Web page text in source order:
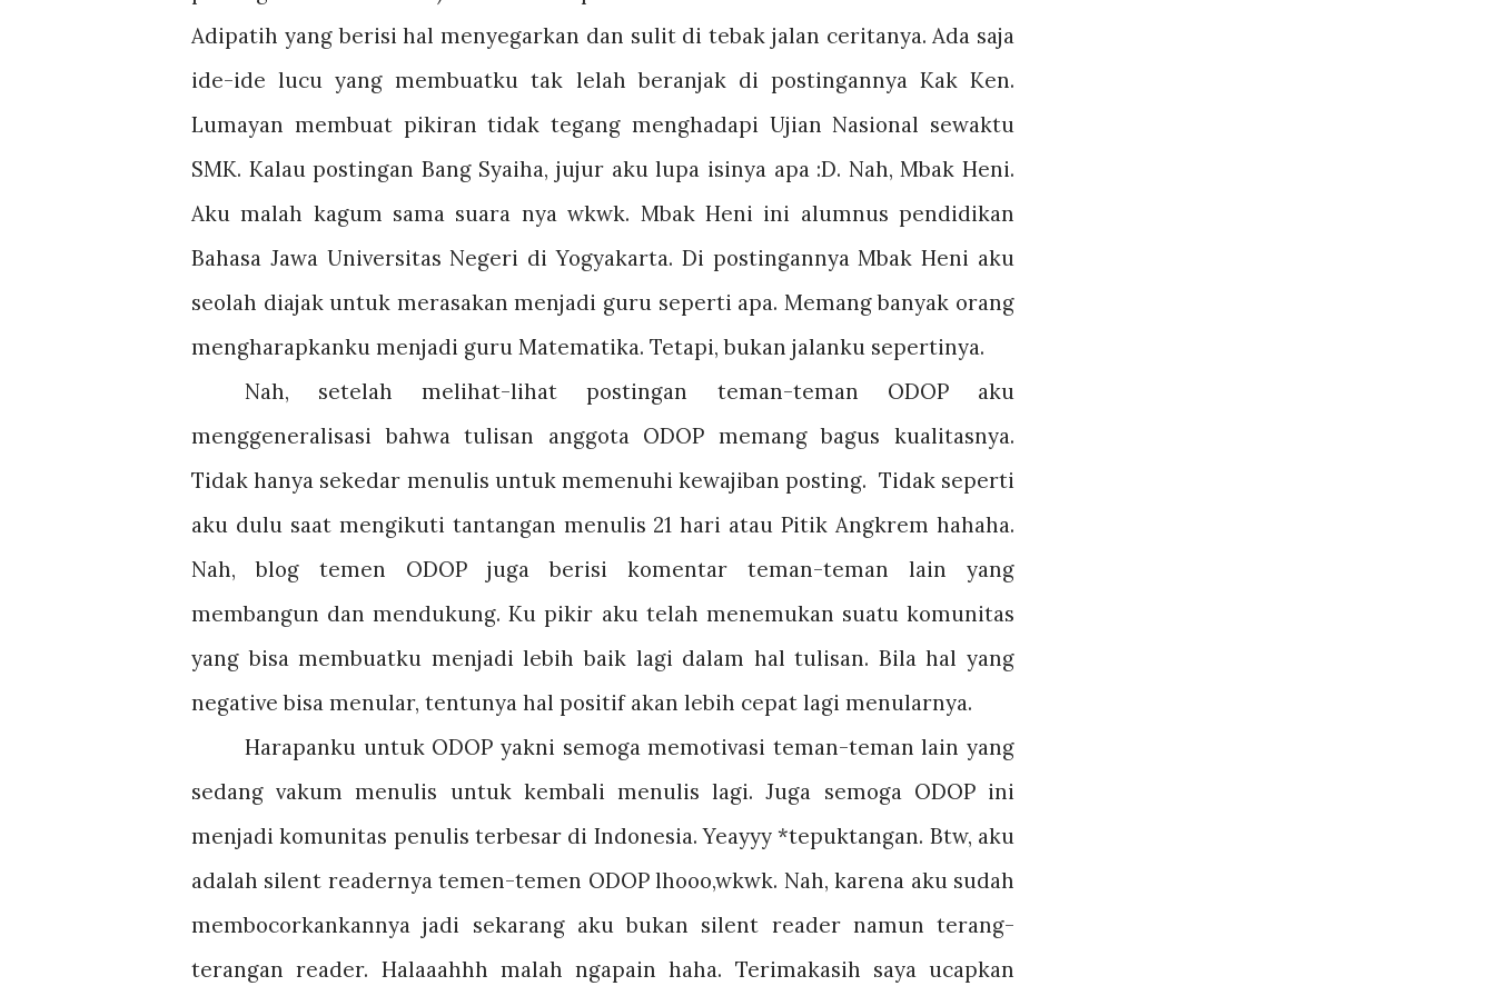
Adipatih yang berisi hal menyegarkan dan sulit di tebak jalan ceritanya. Ada saja
ide-ide lucu yang membuatku tak lelah beranjak di postingannya Kak Ken.
Lumayan membuat pikiran tidak tegang menghadapi Ujian Nasional sewaktu
SMK. Kalau postingan Bang Syaiha, jujur aku lupa isinya apa :D. Nah, Mbak Heni.
Aku malah kagum sama suara nya wkwk. Mbak Heni ini alumnus pendidikan
Bahasa Jawa Universitas Negeri di Yogyakarta. Di postingannya Mbak Heni aku
seolah diajak untuk merasakan menjadi guru seperti apa. Memang banyak orang
mengharapkanku menjadi guru Matematika. Tetapi, bukan jalanku sepertinya.
Nah, setelah melihat-lihat postingan teman-teman ODOP aku
menggeneralisasi bahwa tulisan anggota ODOP memang bagus kualitasnya.
Tidak hanya sekedar menulis untuk memenuhi kewajiban posting. Tidak seperti
aku dulu saat mengikuti tantangan menulis 21 hari atau Pitik Angkrem hahaha.
Nah, blog temen ODOP juga berisi komentar teman-teman lain yang
membangun dan mendukung. Ku pikir aku telah menemukan suatu komunitas
yang bisa membuatku menjadi lebih baik lagi dalam hal tulisan. Bila hal yang
negative bisa menular, tentunya hal positif akan lebih cepat lagi menularnya.
Harapanku untuk ODOP yakni semoga memotivasi teman-teman lain yang
sedang vakum menulis untuk kembali menulis lagi. Juga semoga ODOP ini
menjadi komunitas penulis terbesar di Indonesia. Yeayyy *tepuktangan. Btw, aku
adalah silent readernya temen-temen ODOP lhooo,wkwk. Nah, karena aku sudah
membocorkankannya jadi sekarang aku bukan silent reader namun terang-
terangan reader. Halaaahhh malah ngapain haha. Terimakasih saya ucapkan